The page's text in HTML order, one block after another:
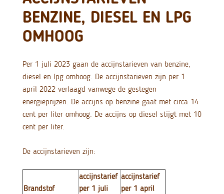
BENZINE, DIESEL EN LPG
OMHOOG
Per 1 juli 2023 gaan de accijnstarieven van benzine,
diesel en lpg omhoog. De accijnstarieven zijn per 1
april 2022 verlaagd vanwege de gestegen
energieprijzen. De accijns op benzine gaat met circa 14
cent per liter omhoog. De accijns op diesel stijgt met 10
cent per liter.
De accijnstarieven zijn:
Brandstof
accijnstarief
per 1 juli
accijnstarief
per 1 april